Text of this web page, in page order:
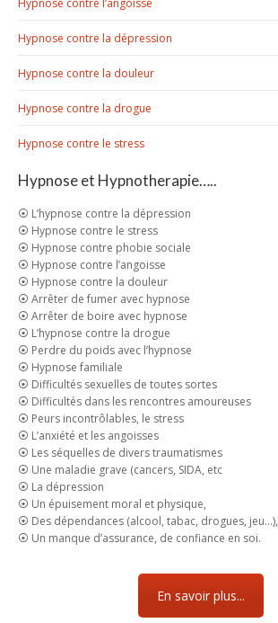
Hypnose contre l’angoisse
Hypnose contre la dépression
Hypnose contre la douleur
Hypnose contre la drogue
Hypnose contre le stress
Hypnose et Hypnotherapie…..
⦿ L’hypnose contre la dépression
⦿ Hypnose contre le stress
⦿ Hypnose contre phobie sociale
⦿ Hypnose contre l’angoisse
⦿ Hypnose contre la douleur
⦿ Arrêter de fumer avec hypnose
⦿ Arrêter de boire avec hypnose
⦿ L’hypnose contre la drogue
⦿ Perdre du poids avec l’hypnose
⦿ Hypnose familiale
⦿ Difficultés sexuelles de toutes sortes
⦿ Difficultés dans les rencontres amoureuses
⦿ Peurs incontrôlables, le stress
⦿ L’anxiété et les angoisses
⦿ Les séquelles de divers traumatismes
⦿ Une maladie grave (cancers, SIDA, etc
⦿ La dépression
⦿ Un épuisement moral et physique,
⦿ Des dépendances (alcool, tabac, drogues, jeu…),
⦿ Un manque d’assurance, de confiance en soi.
En savoir plus...